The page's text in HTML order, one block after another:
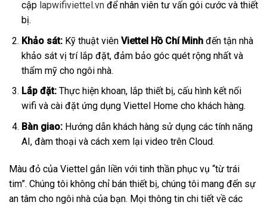
cập lapwifiviettel.vnđể nhân viên tư vấn gói cước và thiết
bị.
Khảo sát:Kỹ thuật viên Viettel Hồ Chí Minhđến tận nhà
khảo sát vị trí lắp đặt, đảm bảo góc quét rộng nhất và
thẩm mỹ cho ngôi nhà.
Lắp đặt:Thực hiện khoan, lắp thiết bị, cấu hình kết nối
wifi và cài đặt ứng dụng Viettel Home cho khách hàng.
Bàn giao:Hướng dẫn khách hàng sử dụng các tính năng
AI, đàm thoại và cách xem lại video trên Cloud.
Màu đỏ của Viettel gắn liền với tinh thần phục vụ “từ trái
tim”. Chúng tôi không chỉ bán thiết bị, chúng tôi mang đến sự
an tâm cho ngôi nhà của bạn. Mọi thông tin chi tiết về các